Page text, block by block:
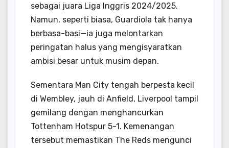
sebagai juara Liga Inggris 2024/2025.
Namun, seperti biasa, Guardiola tak hanya
berbasa-basi—ia juga melontarkan
peringatan halus yang mengisyaratkan
ambisi besar untuk musim depan.
Sementara Man City tengah berpesta kecil
di Wembley, jauh di Anfield, Liverpool tampil
gemilang dengan menghancurkan
Tottenham Hotspur 5-1. Kemenangan
tersebut memastikan The Reds mengunci